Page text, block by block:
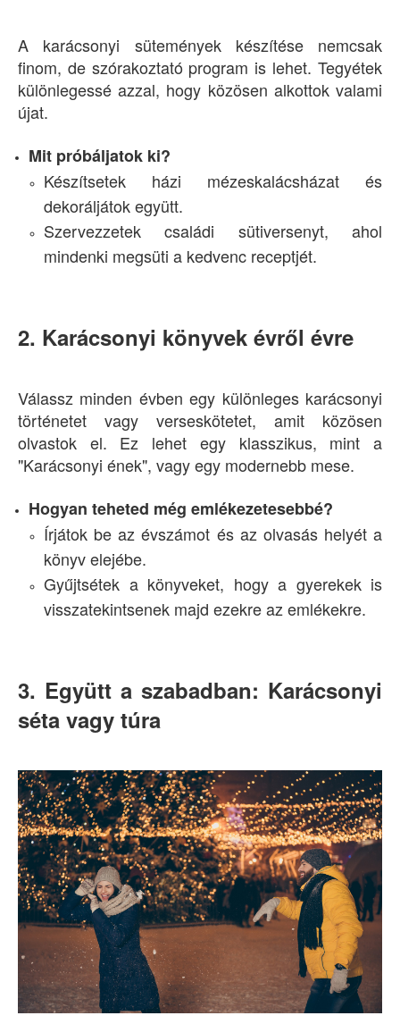
A karácsonyi sütemények készítése nemcsak
finom, de szórakoztató program is lehet. Tegyétek
különlegessé azzal, hogy közösen alkottok valami
újat.
Mit próbáljatok ki?
Készítsetek házi mézeskalácsházat és
dekoráljátok együtt.
Szervezzetek családi sütiversenyt, ahol
mindenki megsüti a kedvenc receptjét.
2. Karácsonyi könyvek évről évre
Válassz minden évben egy különleges karácsonyi
történetet vagy verseskötetet, amit közösen
olvastok el. Ez lehet egy klasszikus, mint a
"Karácsonyi ének", vagy egy modernebb mese.
Hogyan teheted még emlékezetesebbé?
Írjátok be az évszámot és az olvasás helyét a
könyv elejébe.
Gyűjtsétek a könyveket, hogy a gyerekek is
visszatekintsenek majd ezekre az emlékekre.
3. Együtt a szabadban: Karácsonyi
séta vagy túra